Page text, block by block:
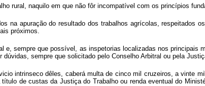
rural, naquilo em que não fôr incompatível com os princípios
na apuração do resultado dos trabalhos agrícolas, respeitados
próximos.
e, sempre que possível, as inspetorias localizadas nos principais
sempre que solicitado pelo Conselho Arbitral ou pela
intrinseco dêles, caberá multa de cinco mil cruzeiros, a vinte
de custas da Justiça do Trabalho ou renda eventual do